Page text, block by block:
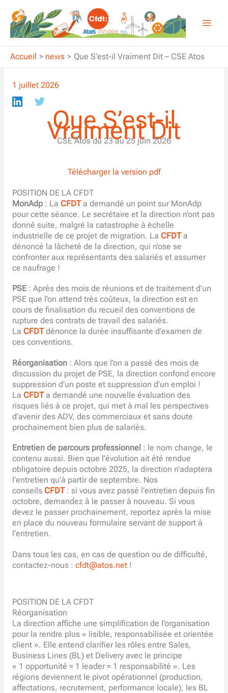
contenu
Accueil news Que S’est-il Vraiment Dit – CSE Atos
1 juillet 2026
Que S’est-il
Vraiment Dit
CSE Atos du 23 au 25 juin 2026
Télécharger la version pdf
POSITION DE LA CFDT
MonAdp: La CFDTa demandé un point sur MonAdp
pour cette séance. Le secrétaire et la direction n’ont pas
donné suite, malgré la catastrophe à échelle
industrielle de ce projet de migration. La CFDTa
dénoncé la lâcheté de la direction, qui n’ose se
confronter aux représentants des salariés et assumer
ce naufrage !
PSE: Après des mois de réunions et de traitement d’un
PSE que l’on attend très coûteux, la direction est en
cours de finalisation du recueil des conventions de
rupture des contrats de travail des salariés.
La CFDTdénonce la durée insuffisante d’examen de
ces conventions.
Réorganisation: Alors que l’on a passé des mois de
discussion du projet de PSE, la direction confond encore
suppression d’un poste et suppression d’un emploi !
La CFDTa demandé une nouvelle évaluation des
risques liés à ce projet, qui met à mal les perspectives
d’avenir des ADV, des commerciaux et sans doute
prochainement bien plus de salariés.
Entretien de parcours professionnel : le nom change, le
contenu aussi. Bien que l’évolution ait été rendue
obligatoire depuis octobre 2025, la direction n’adaptera
l’entretien qu’à partir de septembre. Nos
conseils CFDT: si vous avez passé l’entretien depuis fin
octobre, demandez à le passer à nouveau. Si vous
devez le passer prochainement, reportez après la mise
en place du nouveau formulaire servant de support à
l’entretien.
Dans tous les cas, en cas de question ou de difficulté,
contactez-nous : cfdt@atos.net!
POSITION DE LA CFDT
Réorganisation
La direction affiche une simplification de l’organisation
pour la rendre plus « lisible, responsabilisée et orientée
client ». Elle entend clarifier les rôles entre Sales,
Business Lines (BL) et Delivery avec le principe
« 1 opportunité = 1 leader = 1 responsabilité ». Les
régions deviennent le pivot opérationnel (production,
affectations, recrutement, performance locale), les BL